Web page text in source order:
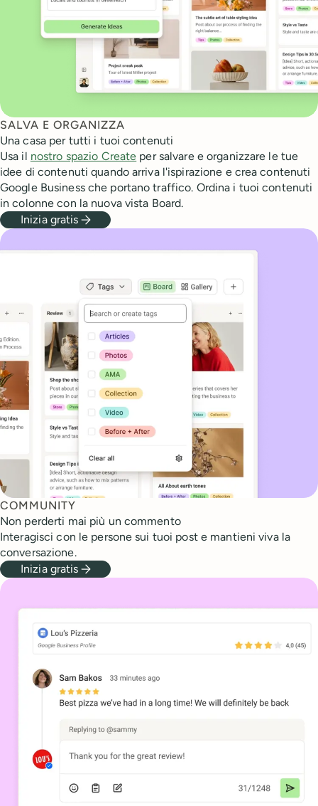
SALVA E ORGANIZZA
Una casa per tutti i tuoi contenuti
Usa il nostro spazio Create per salvare e organizzare le tue
idee di contenuti quando arriva l'ispirazione e crea contenuti
Google Business che portano traffico. Ordina i tuoi contenuti
in colonne con la nuova vista Board.
Inizia gratis
COMMUNITY
Non perderti mai più un commento
Interagisci con le persone sui tuoi post e mantieni viva la
conversazione.
Inizia gratis